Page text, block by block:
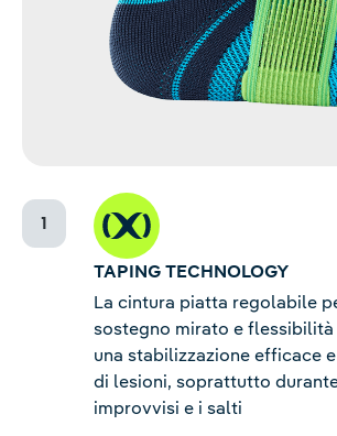
TAPING TECHNOLOGY
La cintura piatta regolabile
sostegno mirato e
una stabilizzazione efficace
di lesioni, soprattutto
improvvisi e i salti